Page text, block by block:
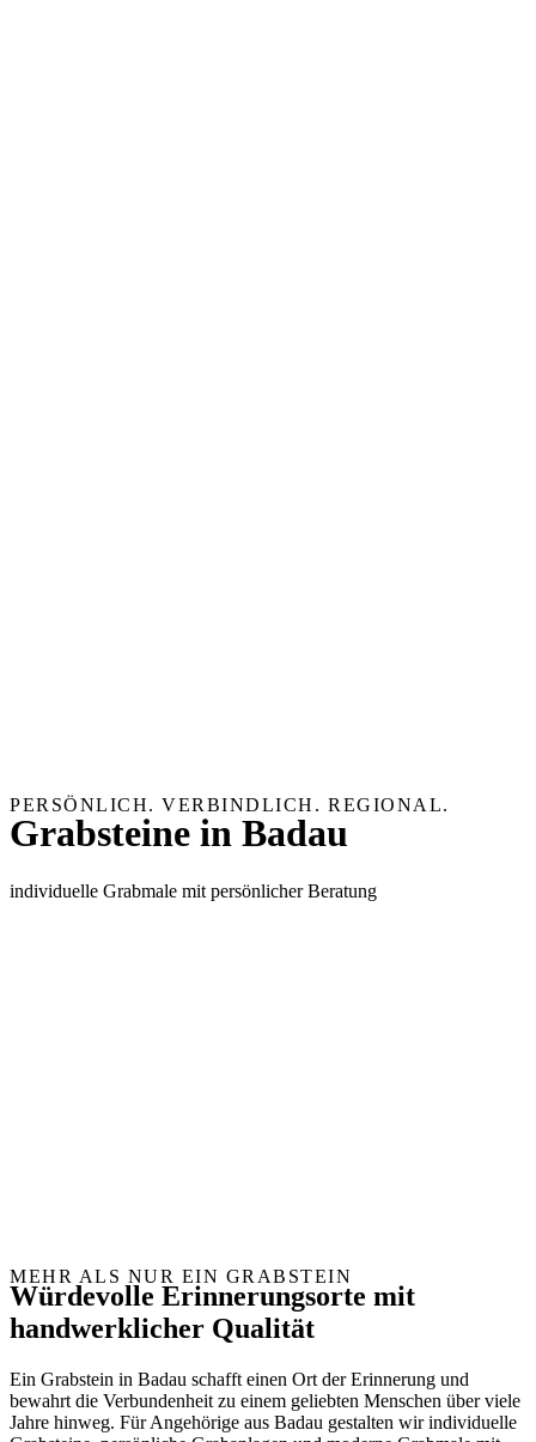
PERSÖNLICH. VERBINDLICH. REGIONAL.
Grabsteine in Badau
individuelle Grabmale mit persönlicher Beratung
MEHR ALS NUR EIN GRABSTEIN
Würdevolle Erinnerungsorte mit
handwerklicher Qualität
Ein Grabstein in Badau schafft einen Ort der Erinnerung und
bewahrt die Verbundenheit zu einem geliebten Menschen über viele
Jahre hinweg. Für Angehörige aus Badau gestalten wir individuelle